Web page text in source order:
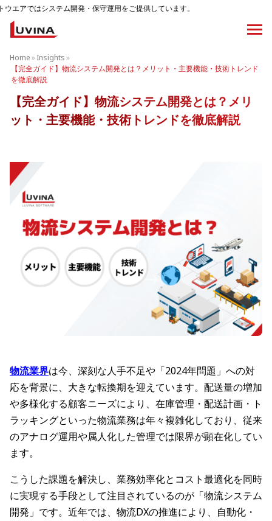
発・保守運用をご提供しています。
Home»Insights»
【完全ガイド】物流システム開発とは？メリット・主要機能・技術トレンド
を徹底解説
【完全ガイド】物流システム開発とは？メリ
ット・主要機能・技術トレンドを徹底解説
物流業界は今、深刻な人手不足や「2024年問題」への対
応を背景に、大きな転換期を迎えています。配送量の増加
や多様化する顧客ニーズにより、在庫管理・配送計画・ト
ラッキングといった物流業務は年々複雑化しており、従来
のアナログ運用や属人化した管理では限界が顕在化してい
ます。
こうした課題を解決し、業務効率化とコスト最適化を同時
に実現する手段として注目されているのが「物流システム
開発」です。近年では、物流DXの推進により、自動化・